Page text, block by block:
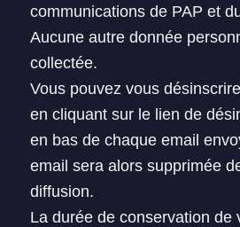
communications de PAP et
Aucune autre donnée
collectée.
Vous pouvez vous
en cliquant sur le lien de
en bas de chaque email
email sera alors supprimée
diffusion.
La durée de conservation de